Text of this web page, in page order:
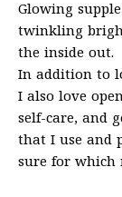
Glowing
twinkling
the inside out.
In addition to
I also love
self-care, and
that I use and
sure for which